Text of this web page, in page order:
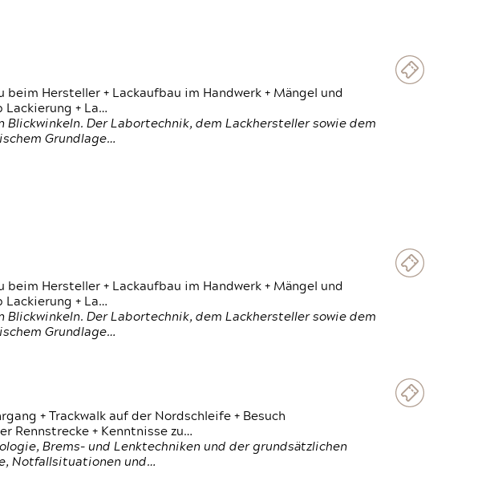
Hersteller + Lackaufbau im Handwerk + Mängel und
Lackierung + La…
Der Labortechnik, dem Lackhersteller sowie dem
Grundlage…
Hersteller + Lackaufbau im Handwerk + Mängel und
Lackierung + La…
Der Labortechnik, dem Lackhersteller sowie dem
Grundlage…
+ Trackwalk auf der Nordschleife + Besuch
Rennstrecke + Kenntnisse zu…
Brems- und Lenktechniken und der grundsätzlichen
Notfallsituationen und…